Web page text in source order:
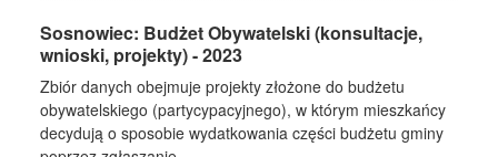
Sosnowiec: Budżet Obywatelski (konsultacje,
wnioski, projekty) - 2023
Zbiór danych obejmuje projekty złożone do budżetu
obywatelskiego (partycypacyjnego), w którym mieszkańcy
decydują o sposobie wydatkowania części budżetu gminy